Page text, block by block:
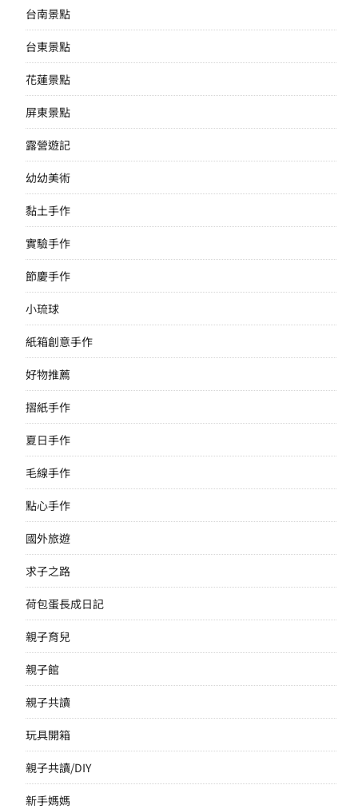
台南景點
台東景點
花蓮景點
屏東景點
露營遊記
幼幼美術
黏土手作
實驗手作
節慶手作
小琉球
紙箱創意手作
好物推薦
摺紙手作
夏日手作
毛線手作
點心手作
國外旅遊
求子之路
荷包蛋長成日記
親子育兒
親子館
親子共讀
玩具開箱
親子共讀/DIY
新手媽媽